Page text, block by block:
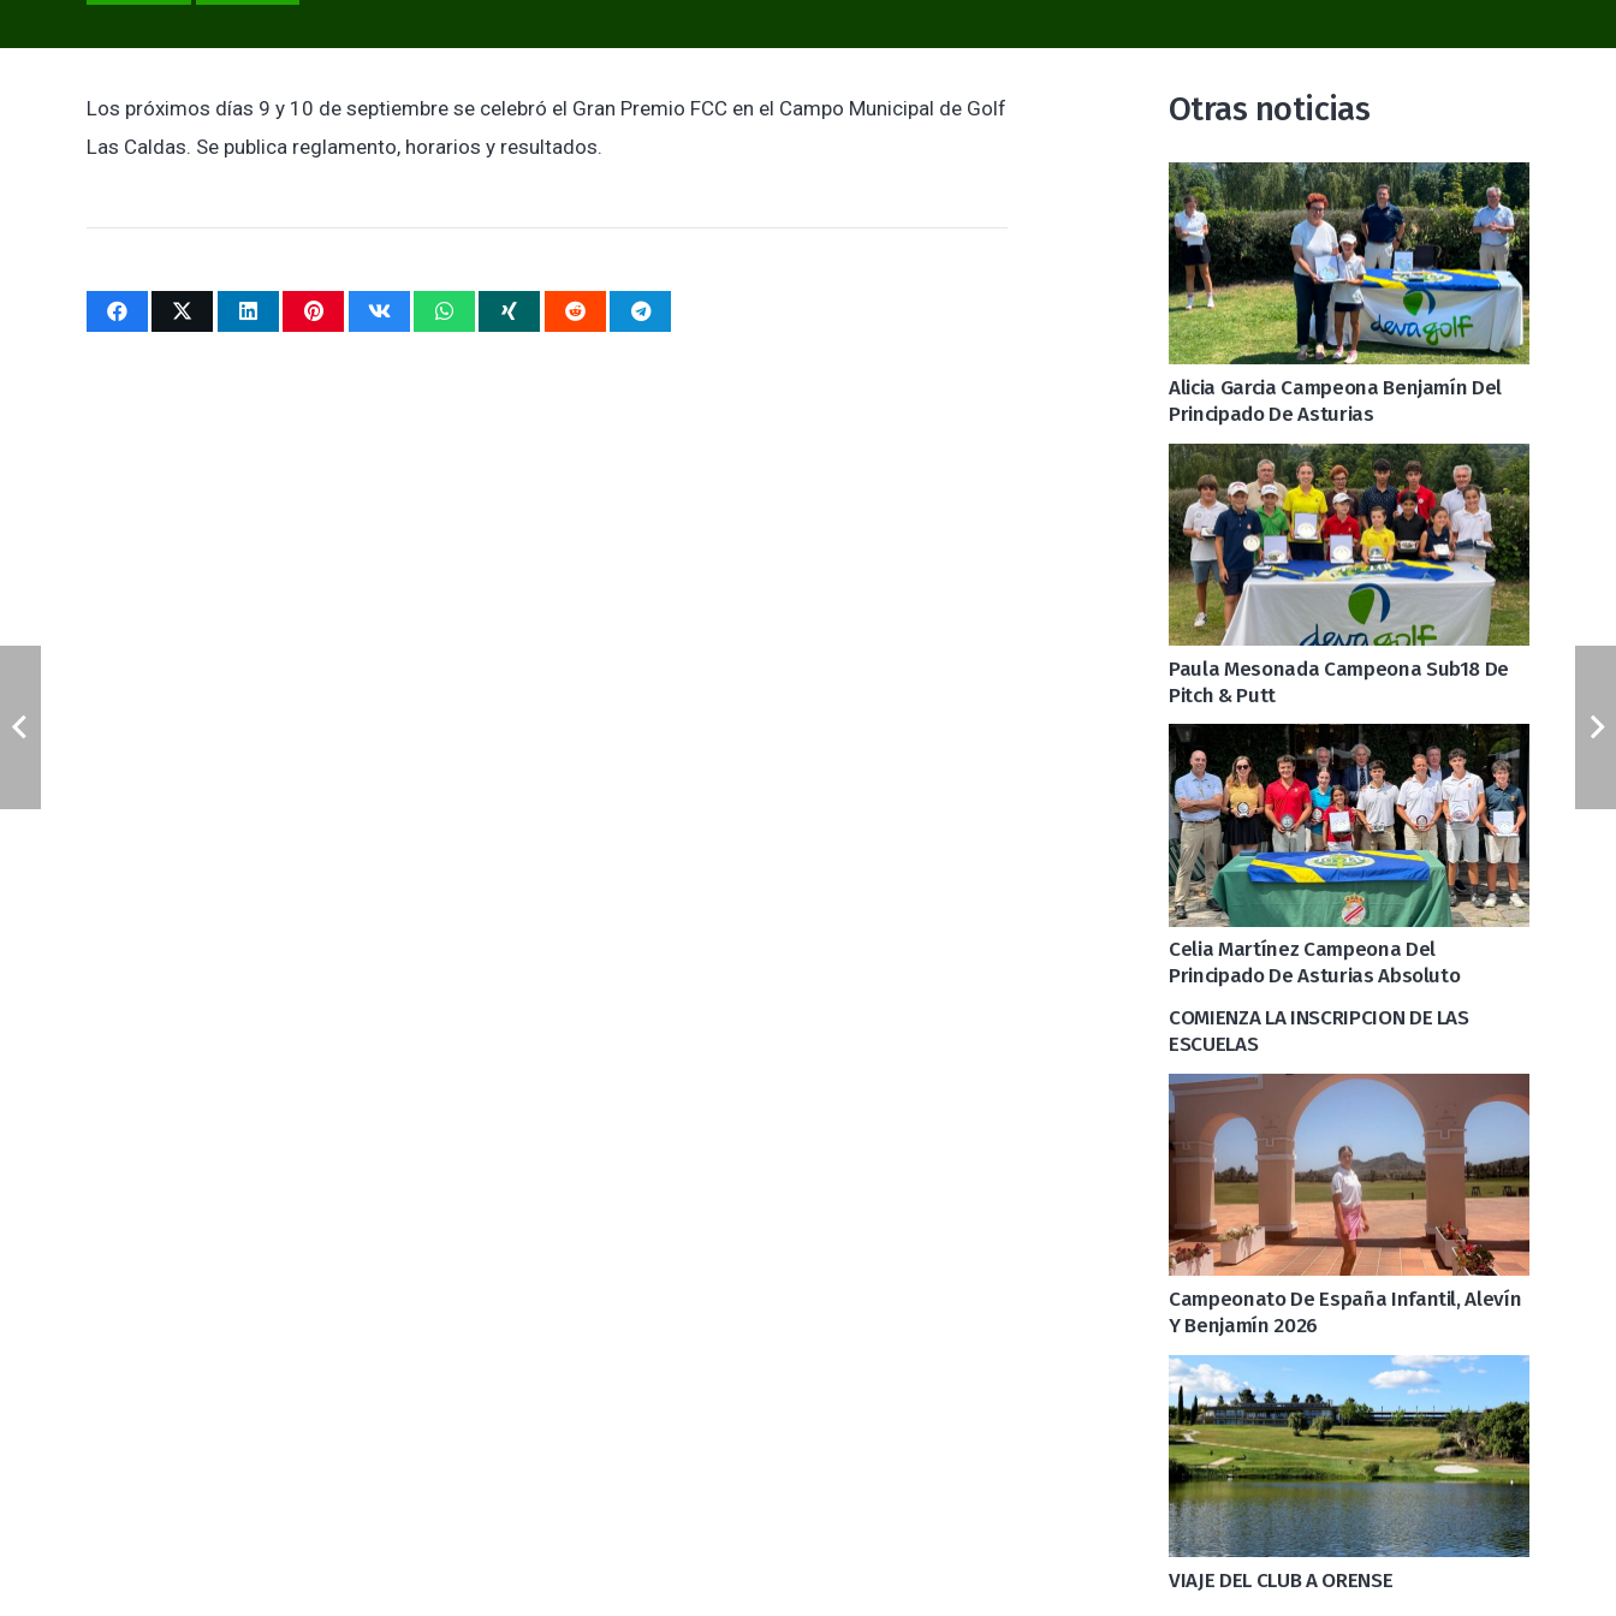
Los próximos días 9 y 10 de septiembre se celebró el Gran Premio FCC en el Campo Municipal de Golf
Las Caldas. Se publica reglamento, horarios y resultados.
Otras noticias
Alicia Garcia Campeona Benjamín Del
Principado De Asturias
Paula Mesonada Campeona Sub18 De
Pitch & Putt
Celia Martínez Campeona Del
Principado De Asturias Absoluto
COMIENZA LA INSCRIPCION DE LAS
ESCUELAS
Campeonato De España Infantil, Alevín
Y Benjamín 2026
VIAJE DEL CLUB A ORENSE